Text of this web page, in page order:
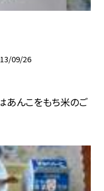
09/26
あんこをもち米のご